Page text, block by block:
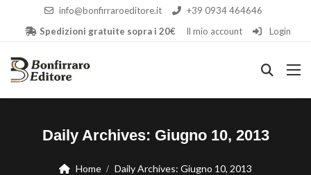
info@bonfirraroeditore.it
+39 0934 464646
Spedizioni gratuite sopra i 20€
Il mio account Login
Daily Archives: Giugno 10, 2013
Home Daily Archives: Giugno 10, 2013